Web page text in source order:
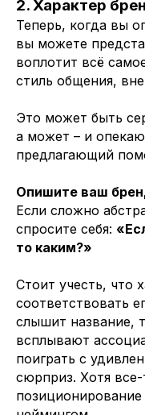
2. Характер
Теперь, когда вы
вы можете
воплотит всё
стиль общения,
Это может быть
а может – и
предлагающий
Опишите ваш
Если сложно
спросите себя:
то каким?»
Стоит учесть, что
соответствовать
слышит название,
всплывают
поиграть с
сюрприз. Хотя